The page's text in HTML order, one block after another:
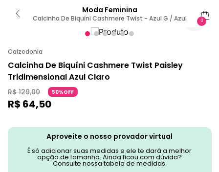
Moda Feminina
Calcinha De Biquíni Cashmere Twist - Azul G / Azul 0
Calzedonia
Calcinha De Biquíni Cashmere Twist Paisley
Tridimensional Azul Claro
R$ 129,00 50%OFF
R$ 64,50
Aproveite o nosso provador virtual
É só adicionar suas medidas e ele te dará a melhor
opção de tamanho. Ainda ficou com dúvida?
Consulte nossa tabela de medidas.